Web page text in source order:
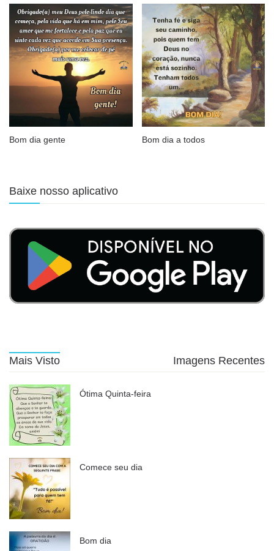
Bom dia gente Bom dia a todos
Baixe nosso aplicativo
Mais Visto Imagens Recentes
Ótima Quinta-feira
Comece seu dia
Bom dia